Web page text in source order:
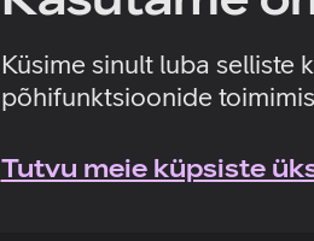
Küsime sinult luba selliste
põhifunktsioonide
Tutvu meie küpsiste